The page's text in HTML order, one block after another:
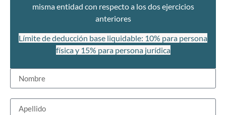
misma entidad con respecto a los dos ejercicios
anteriores
Límite de deducción base liquidable: 10% para persona
física y 15% para persona jurídica